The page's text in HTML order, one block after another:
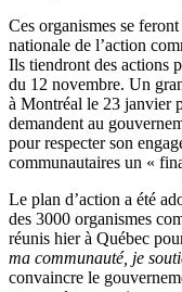
Ces organismes se
nationale de l’action
Ils tiendront des actions
du 12 novembre. Un
à Montréal le 23 janvier
demandent au
pour respecter son
communautaires un «
Le plan d’action a été
des 3000 organismes
réunis hier à Québec
ma communauté, je
convaincre le